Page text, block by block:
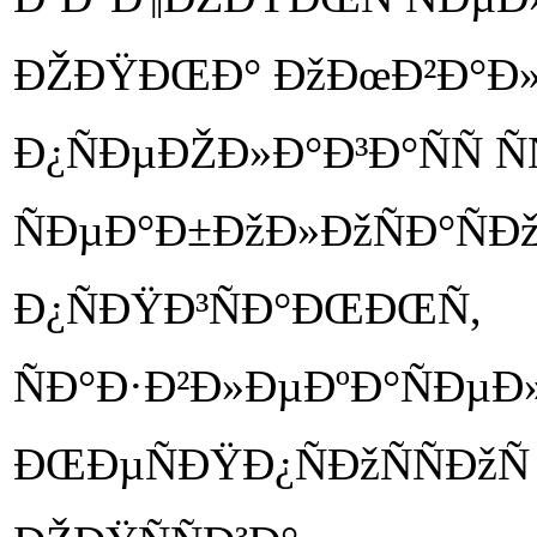
ÐŽÐŸÐŒÐ°
Ð¿ÑÐµÐŽÐ»Ð°Ð³Ð°ÑÑ
Ð¿ÑÐŸÐ³ÑÐ°ÐŒÐŒÑ,